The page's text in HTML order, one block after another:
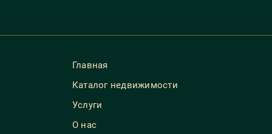
Главная
Каталог недвижимости
Услуги
О нас